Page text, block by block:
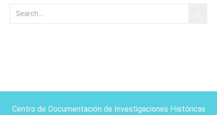
Centro de Documentación de Investigaciones Históricas